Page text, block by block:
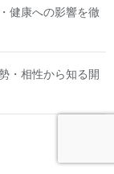
健康への影響を徹
・相性から知る開